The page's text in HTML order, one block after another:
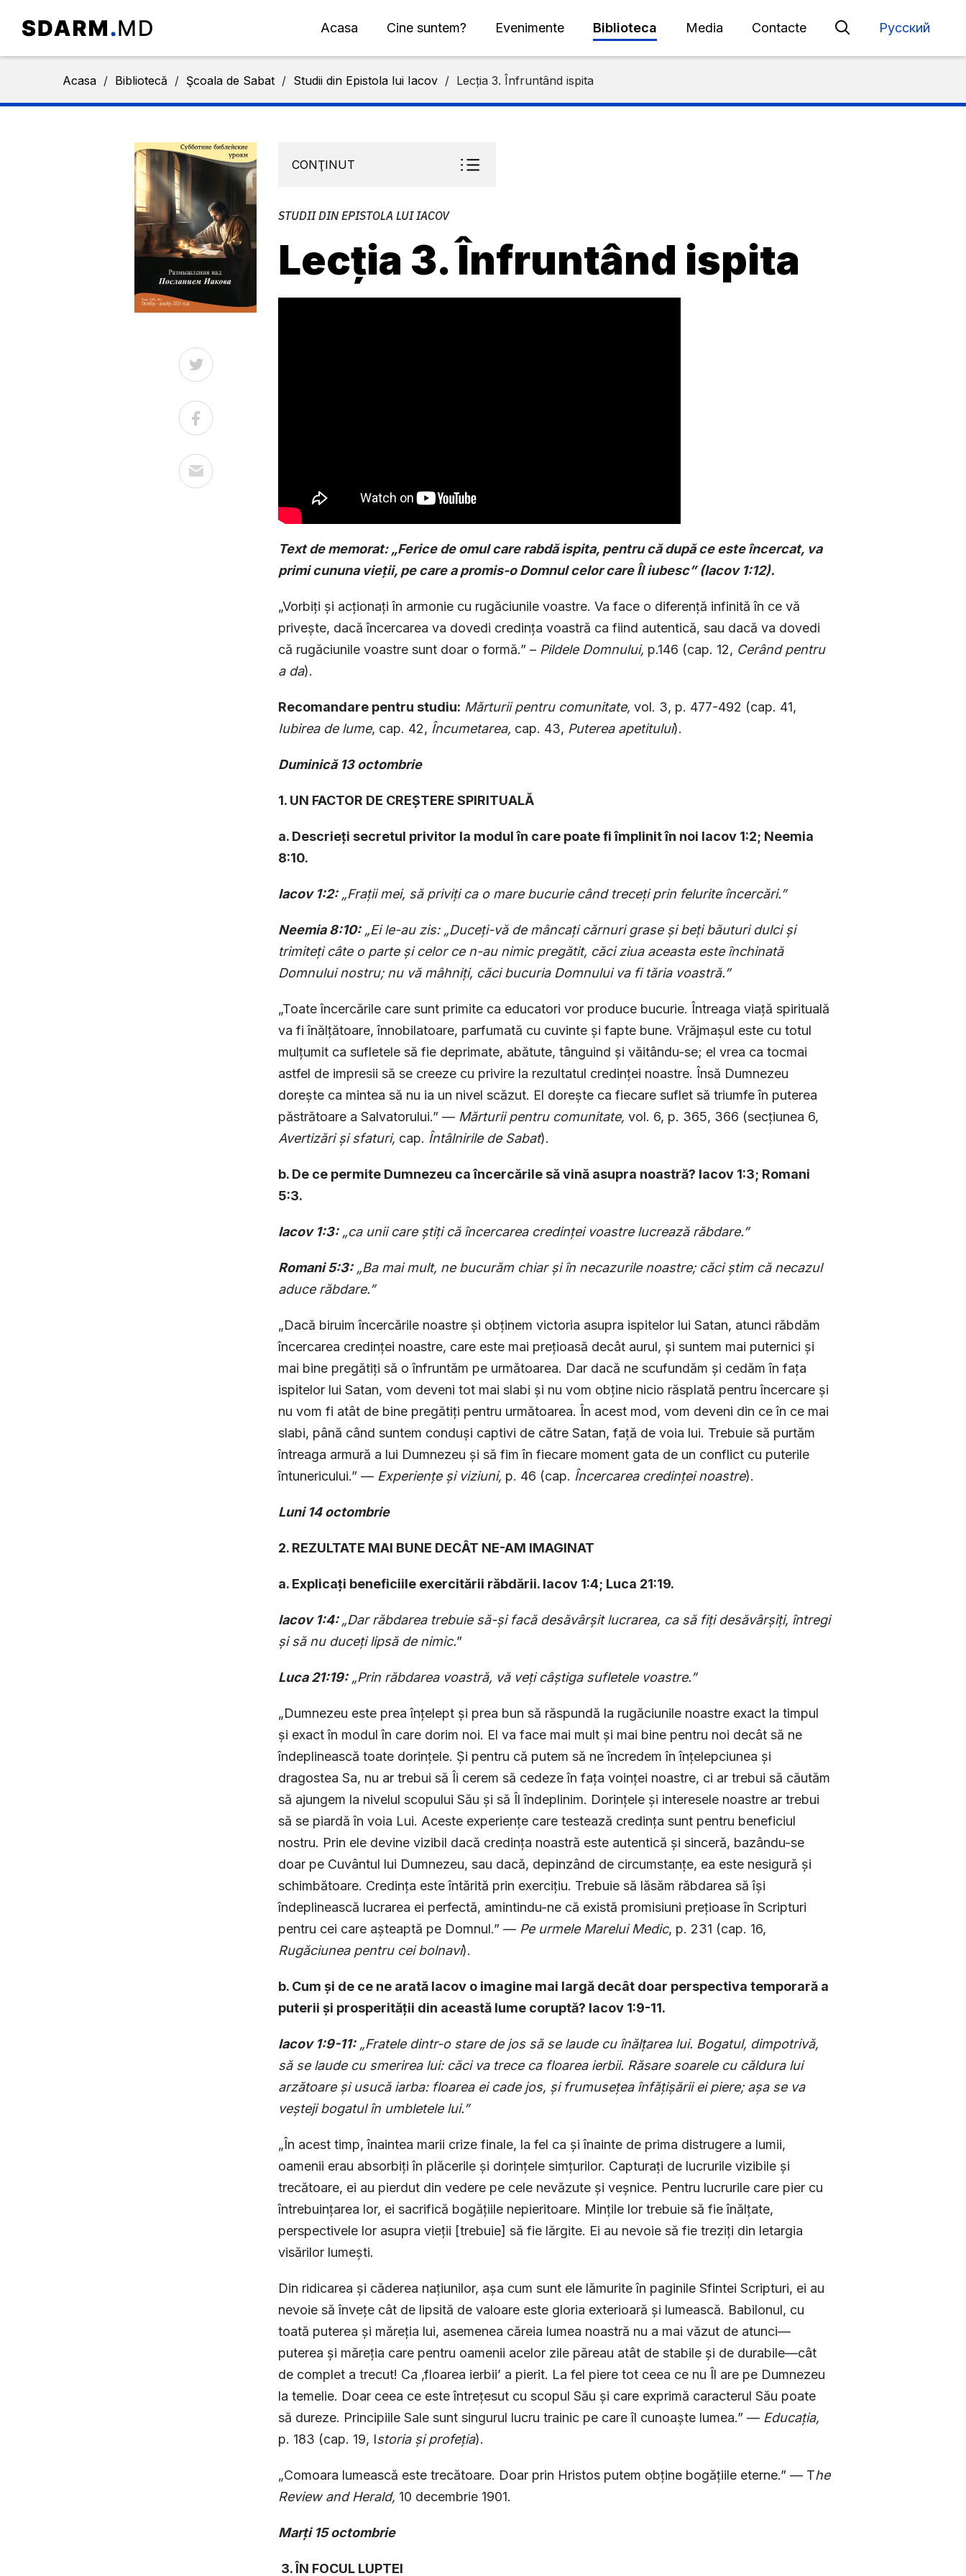
Acasa Cine suntem? Evenimente Biblioteca Media Contacte Русский
Acasa / Bibliotecă / Şcoala de Sabat / Studii din Epistola lui Iacov / Lecția 3. Înfruntând ispita
CONŢINUT
STUDII DIN EPISTOLA LUI IACOV
Lecția 3. Înfruntând ispita
Text de memorat: „Ferice de omul care rabdă ispita, pentru că după ce este încercat, va
primi cununa vieții, pe care a promis-o Domnul celor care Îl iubesc” (Iacov 1:12).
„Vorbiți și acționați în armonie cu rugăciunile voastre. Va face o diferență infinită în ce vă
privește, dacă încercarea va dovedi credința voastră ca fiind autentică, sau dacă va dovedi
că rugăciunile voastre sunt doar o formă.” – Pildele Domnului, p.146 (cap. 12, Cerând pentru
a da).
Recomandare pentru studiu: Mărturii pentru comunitate, vol. 3, p. 477-492 (cap. 41,
Iubirea de lume, cap. 42, Încumetarea, cap. 43, Puterea apetitului).
Duminică 13 octombrie
1. UN FACTOR DE CREȘTERE SPIRITUALĂ
a. Descrieți secretul privitor la modul în care poate fi împlinit în noi Iacov 1:2; Neemia
8:10.
Iacov 1:2:„Frații mei, să priviți ca o mare bucurie când treceți prin felurite încercări.”
Neemia 8:10:„Ei le-au zis: „Duceți-vă de mâncați cărnuri grase și beți băuturi dulci și
trimiteți câte o parte și celor ce n-au nimic pregătit, căci ziua aceasta este închinată
Domnului nostru; nu vă mâhniți, căci bucuria Domnului va fi tăria voastră.”
„Toate încercările care sunt primite ca educatori vor produce bucurie. Întreaga viață spirituală
va fi înălțătoare, înnobilatoare, parfumată cu cuvinte și fapte bune. Vrăjmașul este cu totul
mulțumit ca sufletele să fie deprimate, abătute, tânguind și văitându-se; el vrea ca tocmai
astfel de impresii să se creeze cu privire la rezultatul credinței noastre. Însă Dumnezeu
dorește ca mintea să nu ia un nivel scăzut. El dorește ca fiecare suflet să triumfe în puterea
păstrătoare a Salvatorului.” — Mărturii pentru comunitate, vol. 6, p. 365, 366 (secțiunea 6,
Avertizări și sfaturi, cap. Întâlnirile de Sabat).
b. De ce permite Dumnezeu ca încercările să vină asupra noastră? Iacov 1:3; Romani
5:3.
Iacov 1:3:„ca unii care știți că încercarea credinței voastre lucrează răbdare.”
Romani 5:3:„Ba mai mult, ne bucurăm chiar și în necazurile noastre; căci știm că necazul
aduce răbdare.”
„Dacă biruim încercările noastre și obținem victoria asupra ispitelor lui Satan, atunci răbdăm
încercarea credinței noastre, care este mai prețioasă decât aurul, și suntem mai puternici și
mai bine pregătiți să o înfruntăm pe următoarea. Dar dacă ne scufundăm și cedăm în fața
ispitelor lui Satan, vom deveni tot mai slabi și nu vom obține nicio răsplată pentru încercare și
nu vom fi atât de bine pregătiți pentru următoarea. În acest mod, vom deveni din ce în ce mai
slabi, până când suntem conduși captivi de către Satan, față de voia lui. Trebuie să purtăm
întreaga armură a lui Dumnezeu și să fim în fiecare moment gata de un conflict cu puterile
întunericului.” — Experiențe și viziuni, p. 46 (cap. Încercarea credinței noastre).
Luni 14 octombrie
2. REZULTATE MAI BUNE DECÂT NE-AM IMAGINAT
a. Explicați beneficiile exercitării răbdării. Iacov 1:4; Luca 21:19.
Iacov 1:4: „Dar răbdarea trebuie să-și facă desăvârșit lucrarea, ca să fiți desăvârșiți, întregi
și să nu duceți lipsă de nimic.”
Luca 21:19:„Prin răbdarea voastră, vă veți câștiga sufletele voastre.”
„Dumnezeu este prea înțelept și prea bun să răspundă la rugăciunile noastre exact la timpul
și exact în modul în care dorim noi. El va face mai mult și mai bine pentru noi decât să ne
îndeplinească toate dorințele. Și pentru că putem să ne încredem în înțelepciunea și
dragostea Sa, nu ar trebui să Îi cerem să cedeze în fața voinței noastre, ci ar trebui să căutăm
să ajungem la nivelul scopului Său și să Îl îndeplinim. Dorințele și interesele noastre ar trebui
să se piardă în voia Lui. Aceste experiențe care testează credința sunt pentru beneficiul
nostru. Prin ele devine vizibil dacă credința noastră este autentică și sinceră, bazându-se
doar pe Cuvântul lui Dumnezeu, sau dacă, depinzând de circumstanțe, ea este nesigură și
schimbătoare. Credința este întărită prin exercițiu. Trebuie să lăsăm răbdarea să își
îndeplinească lucrarea ei perfectă, amintindu-ne că există promisiuni prețioase în Scripturi
pentru cei care așteaptă pe Domnul.” — Pe urmele Marelui Medic, p. 231 (cap. 16,
Rugăciunea pentru cei bolnavi).
b. Cum și de ce ne arată Iacov o imagine mai largă decât doar perspectiva temporară a
puterii și prosperității din această lume coruptă? Iacov 1:9-11.
Iacov 1:9-11:„Fratele dintr-o stare de jos să se laude cu înălțarea lui. Bogatul, dimpotrivă,
să se laude cu smerirea lui: căci va trece ca floarea ierbii. Răsare soarele cu căldura lui
arzătoare și usucă iarba: floarea ei cade jos, și frumusețea înfățișării ei piere; așa se va
veșteji bogatul în umbletele lui.”
„În acest timp, înaintea marii crize finale, la fel ca și înainte de prima distrugere a lumii,
oamenii erau absorbiți în plăcerile și dorințele simțurilor. Capturați de lucrurile vizibile și
trecătoare, ei au pierdut din vedere pe cele nevăzute și veșnice. Pentru lucrurile care pier cu
întrebuințarea lor, ei sacrifică bogățiile nepieritoare. Mințile lor trebuie să fie înălțate,
perspectivele lor asupra vieții [trebuie] să fie lărgite. Ei au nevoie să fie treziți din letargia
visărilor lumești.
Din ridicarea și căderea națiunilor, așa cum sunt ele lămurite în paginile Sfintei Scripturi, ei au
nevoie să învețe cât de lipsită de valoare este gloria exterioară și lumească. Babilonul, cu
toată puterea și măreția lui, asemenea căreia lumea noastră nu a mai văzut de atunci—
puterea și măreția care pentru oamenii acelor zile păreau atât de stabile și de durabile—cât
de complet a trecut! Ca ‚floarea ierbii’ a pierit. La fel piere tot ceea ce nu Îl are pe Dumnezeu
la temelie. Doar ceea ce este întrețesut cu scopul Său și care exprimă caracterul Său poate
să dureze. Principiile Sale sunt singurul lucru trainic pe care îl cunoaște lumea.” — Educația,
p. 183 (cap. 19, Istoria și profeția).
„Comoara lumească este trecătoare. Doar prin Hristos putem obține bogățiile eterne.” — The
Review and Herald, 10 decembrie 1901.
Marți 15 octombrie
3. ÎN FOCUL LUPTEI